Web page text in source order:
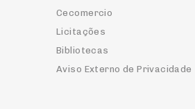
Cecomercio
Licitações
Bibliotecas
Aviso Externo de Privacidade